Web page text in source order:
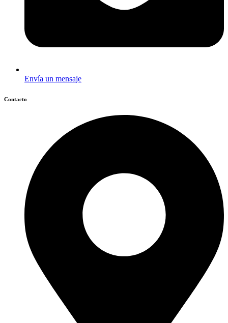
Envía un mensaje
Contacto